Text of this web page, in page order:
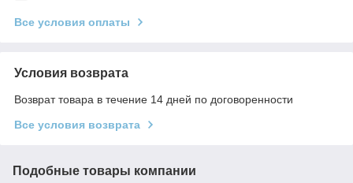
Все условия оплаты
Условия возврата
Возврат товара в течение 14 дней по договоренности
Все условия возврата
Подобные товары компании